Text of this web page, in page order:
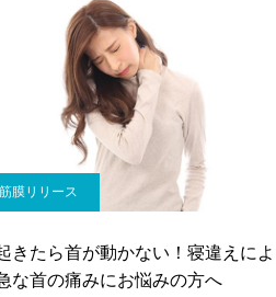
筋膜リリース
きたら首が動かない！寝違えによ
な首の痛みにお悩みの方へ